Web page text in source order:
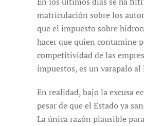
matriculación sobre los
que el impuesto sobre
hacer que quien contamine
competitividad de las
impuestos, es un varapalo
En realidad, bajo la excusa
pesar de que el Estado ya
La única razón plausible